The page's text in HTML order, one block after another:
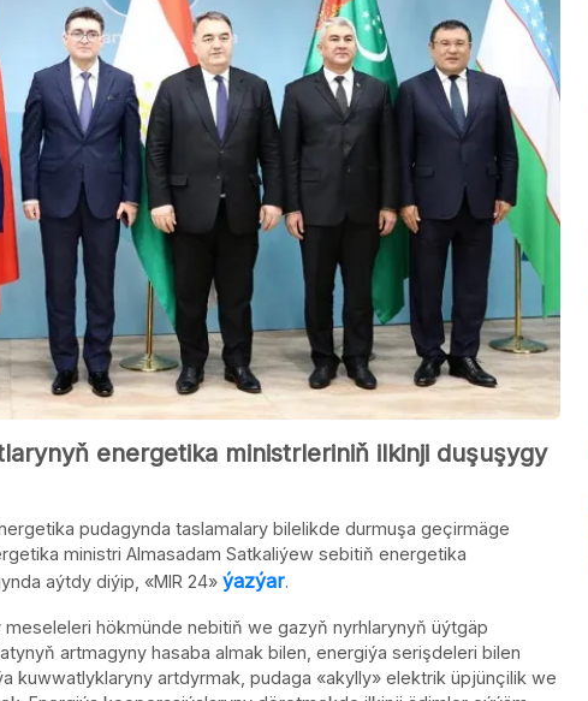
energetika ministrleriniň ilkinji duşuşygy
pudagynda taslamalary bilelikde durmuşa geçirmäge
ministri Almasadam Satkaliýew sebitiň energetika
aýtdy diýip, «MIR 24» ýazýar.
hökmünde nebitiň we gazyň nyrhlarynyň üýtgäp
artmagyny hasaba almak bilen, energiýa serişdeleri bilen
kuwwatlyklaryny artdyrmak, pudaga «akylly» elektrik üpjünçilik we